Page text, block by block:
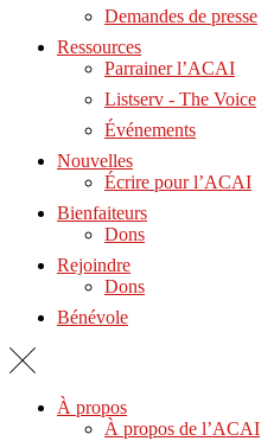
Demandes de presse
Ressources
Parrainer l’ACAI
Listserv - The Voice
Événements
Nouvelles
Écrire pour l’ACAI
Bienfaiteurs
Dons
Rejoindre
Dons
Bénévole
À propos
À propos de l’ACAI